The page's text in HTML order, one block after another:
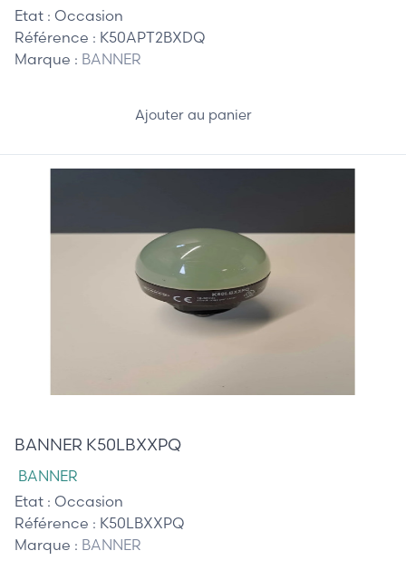
Etat : Occasion
Référence : K50APT2BXDQ
Marque : BANNER
Ajouter au panier
BANNER K50LBXXPQ
BANNER
Etat : Occasion
Référence : K50LBXXPQ
Marque : BANNER